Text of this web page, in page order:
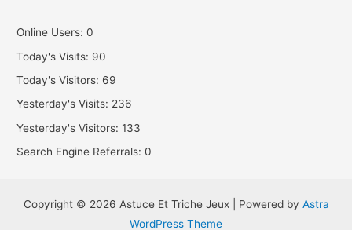
Online Users:0
Today's Visits: 90
Today's Visitors: 69
Yesterday's Visits: 236
Yesterday's Visitors:133
Search Engine Referrals:0
Copyright © 2026 Astuce Et Triche Jeux | Powered by Astra
WordPress Theme